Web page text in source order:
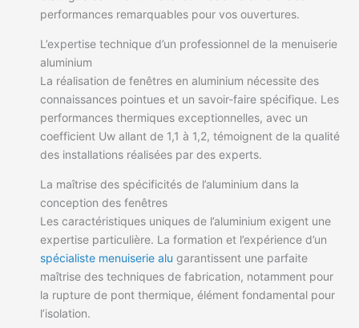
performances remarquables pour vos ouvertures.
L’expertise technique d’un professionnel de la menuiserie
aluminium
La réalisation de fenêtres en aluminium nécessite des
connaissances pointues et un savoir-faire spécifique. Les
performances thermiques exceptionnelles, avec un
coefficient Uw allant de 1,1 à 1,2, témoignent de la qualité
des installations réalisées par des experts.
La maîtrise des spécificités de l’aluminium dans la
conception des fenêtres
Les caractéristiques uniques de l’aluminium exigent une
expertise particulière. La formation et l’expérience d’un
spécialiste menuiserie alu garantissent une parfaite
maîtrise des techniques de fabrication, notamment pour
la rupture de pont thermique, élément fondamental pour
l’isolation.